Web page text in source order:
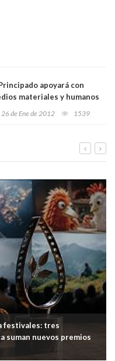
apoyará con
materiales y humanos
26 de Ene de 2012 1539
festivales: tres
suman nuevos premios